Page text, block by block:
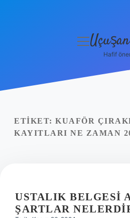
Yasal Uyarı
menüyü
Hafif
ETIKET: KUAFÖR
KAYITLARI NE ZAMAN
USTALIK BELGESI
ŞARTLAR